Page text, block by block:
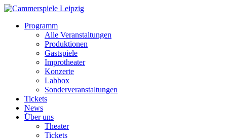
Programm
Alle Veranstaltungen
Produktionen
Gastspiele
Improtheater
Konzerte
Labbox
Sonderveranstaltungen
Tickets
News
Über uns
Theater
Tickets